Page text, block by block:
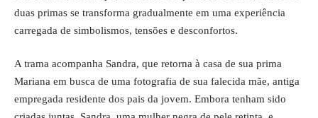
duas primas se transforma gradualmente em uma experiência
carregada de simbolismos, tensões e desconfortos.
A trama acompanha Sandra, que retorna à casa de sua prima
Mariana em busca de uma fotografia de sua falecida mãe, antiga
empregada residente dos pais da jovem. Embora tenham sido